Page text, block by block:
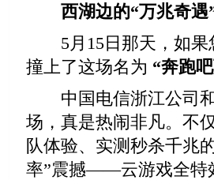
西湖边的“万兆奇遇
5月15日那天，如果
撞上了这场名为 “奔跑
中国电信浙江公司和
场，真是热闹非凡。不
队体验、实测秒杀千兆
率”震撼——云游戏全特